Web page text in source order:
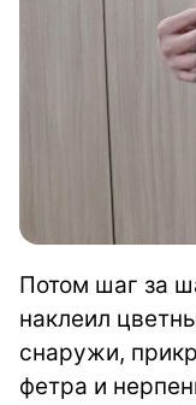
Потом шаг за
наклеил
снаружи,
фетра и